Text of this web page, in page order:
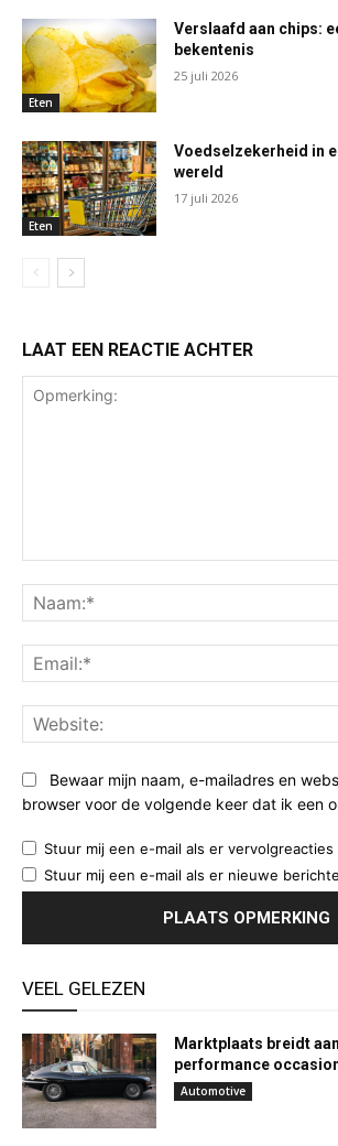
Eten
Verslaafd aan chips:
bekentenis
25 juli 2026
Eten
Voedselzekerheid in
wereld
17 juli 2026
LAAT EEN REACTIE ACHTER
Bewaar mijn naam, e-mailadres en
browser voor de volgende keer dat ik een
Stuur mij een e-mail als er vervolgreacties
Stuur mij een e-mail als er nieuwe
VEEL GELEZEN
Marktplaats breidt
performance
Automotive